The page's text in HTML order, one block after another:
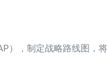
），制定战略路线图，